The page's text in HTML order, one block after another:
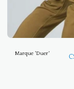
Marque 'Duer'